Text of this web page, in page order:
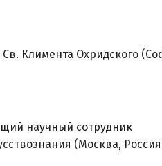
Климента Охридского
научный сотрудник
(Москва,